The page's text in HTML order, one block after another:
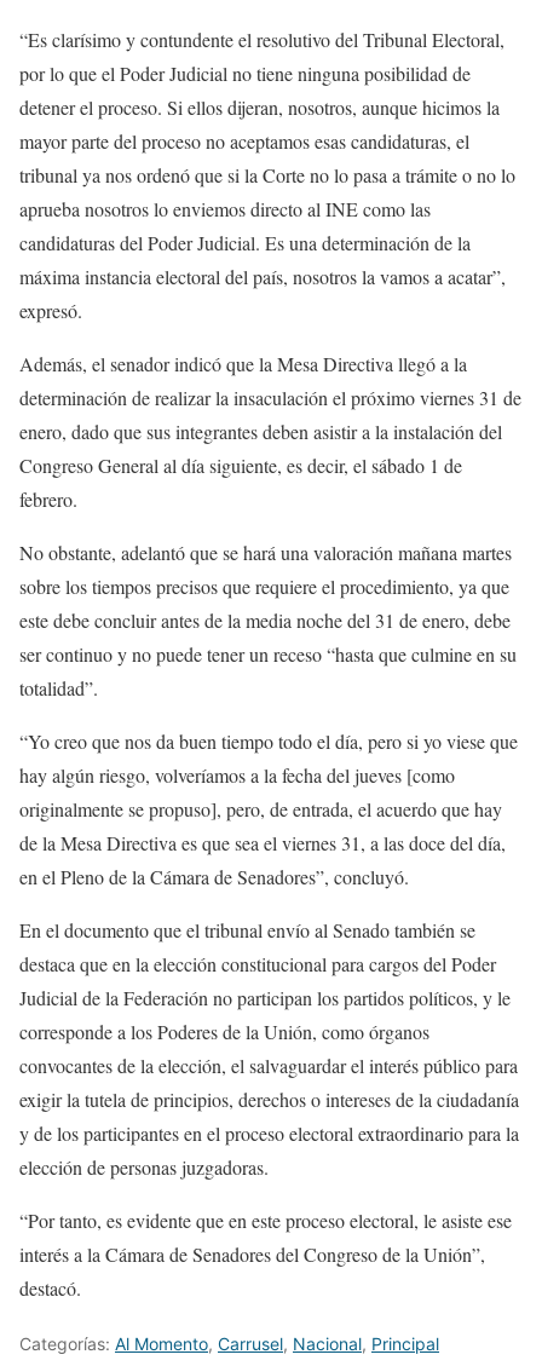
“Es clarísimo y contundente el resolutivo del Tribunal Electoral,
por lo que el Poder Judicial no tiene ninguna posibilidad de
detener el proceso. Si ellos dijeran, nosotros, aunque hicimos la
mayor parte del proceso no aceptamos esas candidaturas, el
tribunal ya nos ordenó que si la Corte no lo pasa a trámite o no lo
aprueba nosotros lo enviemos directo al INE como las
candidaturas del Poder Judicial. Es una determinación de la
máxima instancia electoral del país, nosotros la vamos a acatar”,
expresó.
Además, el senador indicó que la Mesa Directiva llegó a la
determinación de realizar la insaculación el próximo viernes 31 de
enero, dado que sus integrantes deben asistir a la instalación del
Congreso General al día siguiente, es decir, el sábado 1 de
febrero.
No obstante, adelantó que se hará una valoración mañana martes
sobre los tiempos precisos que requiere el procedimiento, ya que
este debe concluir antes de la media noche del 31 de enero, debe
ser continuo y no puede tener un receso “hasta que culmine en su
totalidad”.
“Yo creo que nos da buen tiempo todo el día, pero si yo viese que
hay algún riesgo, volveríamos a la fecha del jueves [como
originalmente se propuso], pero, de entrada, el acuerdo que hay
de la Mesa Directiva es que sea el viernes 31, a las doce del día,
en el Pleno de la Cámara de Senadores”, concluyó.
En el documento que el tribunal envío al Senado también se
destaca que en la elección constitucional para cargos del Poder
Judicial de la Federación no participan los partidos políticos, y le
corresponde a los Poderes de la Unión, como órganos
convocantes de la elección, el salvaguardar el interés público para
exigir la tutela de principios, derechos o intereses de la ciudadanía
y de los participantes en el proceso electoral extraordinario para la
elección de personas juzgadoras.
“Por tanto, es evidente que en este proceso electoral, le asiste ese
interés a la Cámara de Senadores del Congreso de la Unión”,
destacó.
Categorías: Al Momento, Carrusel, Nacional, Principal